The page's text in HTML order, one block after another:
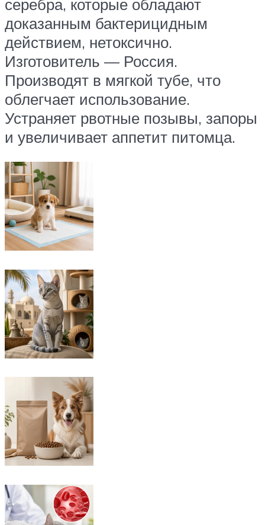
серебра, которые обладают
доказанным бактерицидным
действием, нетоксично.
Изготовитель — Россия.
Производят в мягкой тубе, что
облегчает использование.
Устраняет рвотные позывы, запоры
и увеличивает аппетит питомца.